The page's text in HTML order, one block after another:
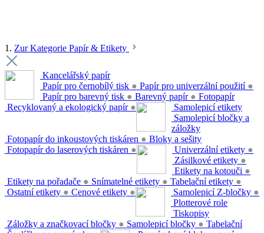
1. Zur Kategorie Papír & Etikety
Kancelářský papír
Papír pro černobílý tisk ● Papír pro univerzální použití ●
Papír pro barevný tisk ● Barevný papír ●
Recyklovaný a ekologický papír ●
Fotopapír
Fotopapír do inkoustových tiskáren ●
Fotopapír do laserových tiskáren ●
Samolepicí etikety
Univerzální etikety ●
Zásilkové etikety ●
Etikety na kotouči ●
Etikety na pořadače ● Snímatelné etikety ● Tabelační etikety ●
Ostatní etikety ● Cenové etikety ●
Samolepicí bločky a
záložky
Samolepicí Z-bločky ●
Záložky a značkovací bločky ● Samolepicí bločky ●
Bloky a sešity
Plotterové role
Tiskopisy
Tabelační